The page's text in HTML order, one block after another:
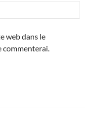
web dans le